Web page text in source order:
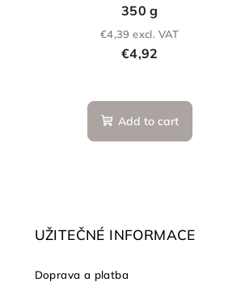
350 g
€4,39 excl. VAT
€4,92
Add to cart
UŽITEČNÉ INFORMACE
Doprava a platba